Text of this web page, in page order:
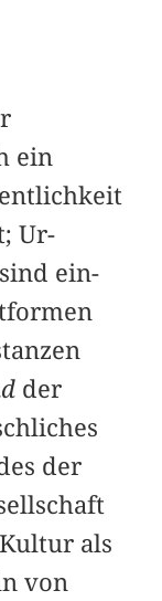
ein
Ur-
ein­
der
der
als
von